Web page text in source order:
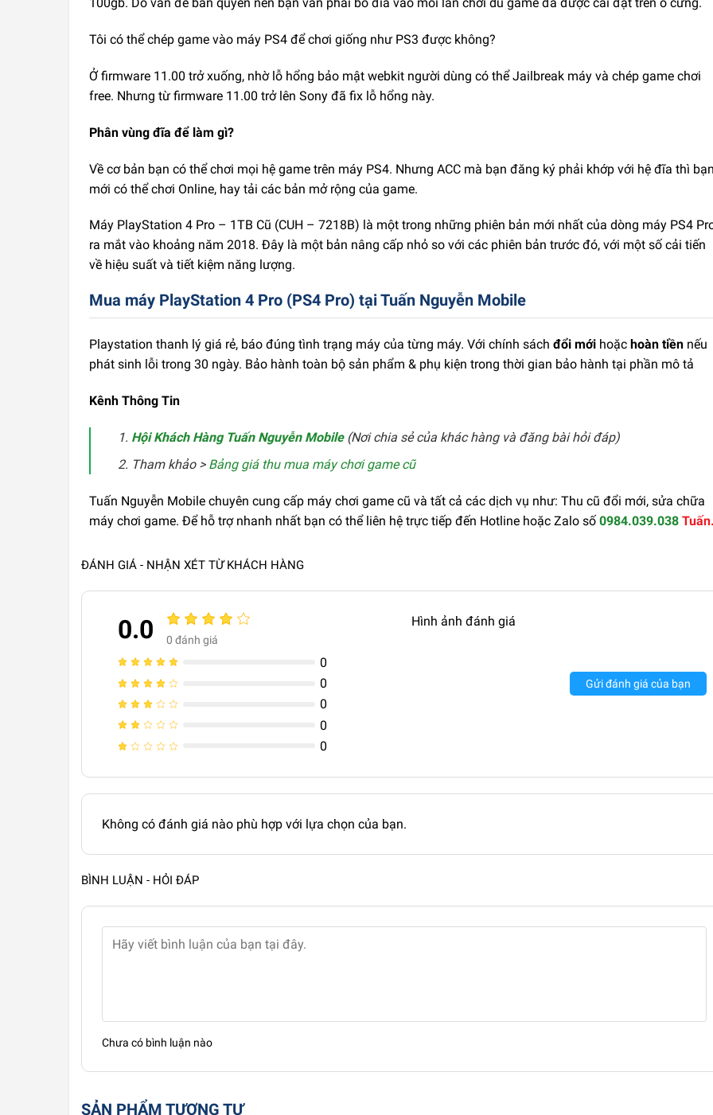
100gb. Do vấn đề bản quyền nên bạn vẫn phải bỏ đĩa vào mỗi lần chơi dù game đã được cài đặt trên ổ cứng.
Tôi có thể chép game vào máy PS4 để chơi giống như PS3 được không?
Ở firmware 11.00 trở xuống, nhờ lỗ hổng bảo mật webkit người dùng có thể Jailbreak máy và chép game chơi
free. Nhưng từ firmware 11.00 trở lên Sony đã fix lỗ hổng này.
Phân vùng đĩa để làm gì?
Về cơ bản bạn có thể chơi mọi hệ game trên máy PS4. Nhưng ACC mà bạn đăng ký phải khớp với hệ đĩa thì
mới có thể chơi Online, hay tải các bản mở rộng của game.
Máy PlayStation 4 Pro – 1TB Cũ (CUH – 7218B) là một trong những phiên bản mới nhất của dòng máy PS4
ra mắt vào khoảng năm 2018. Đây là một bản nâng cấp nhỏ so với các phiên bản trước đó, với một số cải tiến
về hiệu suất và tiết kiệm năng lượng.
Mua máy PlayStation 4 Pro (PS4 Pro) tại Tuấn Nguyễn Mobile
Playstation thanh lý giá rẻ, báo đúng tình trạng máy của từng máy. Với chính sách đổi mới hoặc hoàn tiền nếu
phát sinh lỗi trong 30 ngày. Bảo hành toàn bộ sản phẩm & phụ kiện trong thời gian bảo hành tại phần mô tả
Kênh Thông Tin
Hội Khách Hàng Tuấn Nguyễn Mobile(Nơi chia sẻ của khác hàng và đăng bài hỏi đáp)
Tham khảo > Bảng giá thu mua máy chơi game cũ
Tuấn Nguyễn Mobile chuyên cung cấp máy chơi game cũ và tất cả các dịch vụ như: Thu cũ đổi mới, sửa chữa
máy chơi game. Để hỗ trợ nhanh nhất bạn có thể liên hệ trực tiếp đến Hotline hoặc Zalo số 0984.039.038
ĐÁNH GIÁ - NHẬN XÉT TỪ KHÁCH HÀNG
0.0 0 đánh giá
0
0
0
0
0
Hình ảnh đánh giá
Gửi đánh giá của bạn
Không có đánh giá nào phù hợp với lựa chọn của bạn.
BÌNH LUẬN - HỎI ĐÁP
Chưa có bình luận nào
SẢN PHẨM TƯƠNG TỰ